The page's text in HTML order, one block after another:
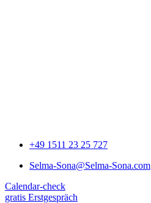
+49 1511 23 25 727
Selma-Sona@Selma-Sona.com
Calendar-check
gratis Erstgespräch